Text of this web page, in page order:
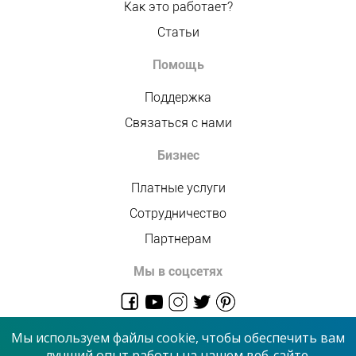
Как это работает?
Статьи
Помощь
Поддержка
Связаться с нами
Бизнес
Платные услуги
Сотрудничество
Партнерам
Мы в соцсетях
Мы используем файлы cookie, чтобы обеспечить вам